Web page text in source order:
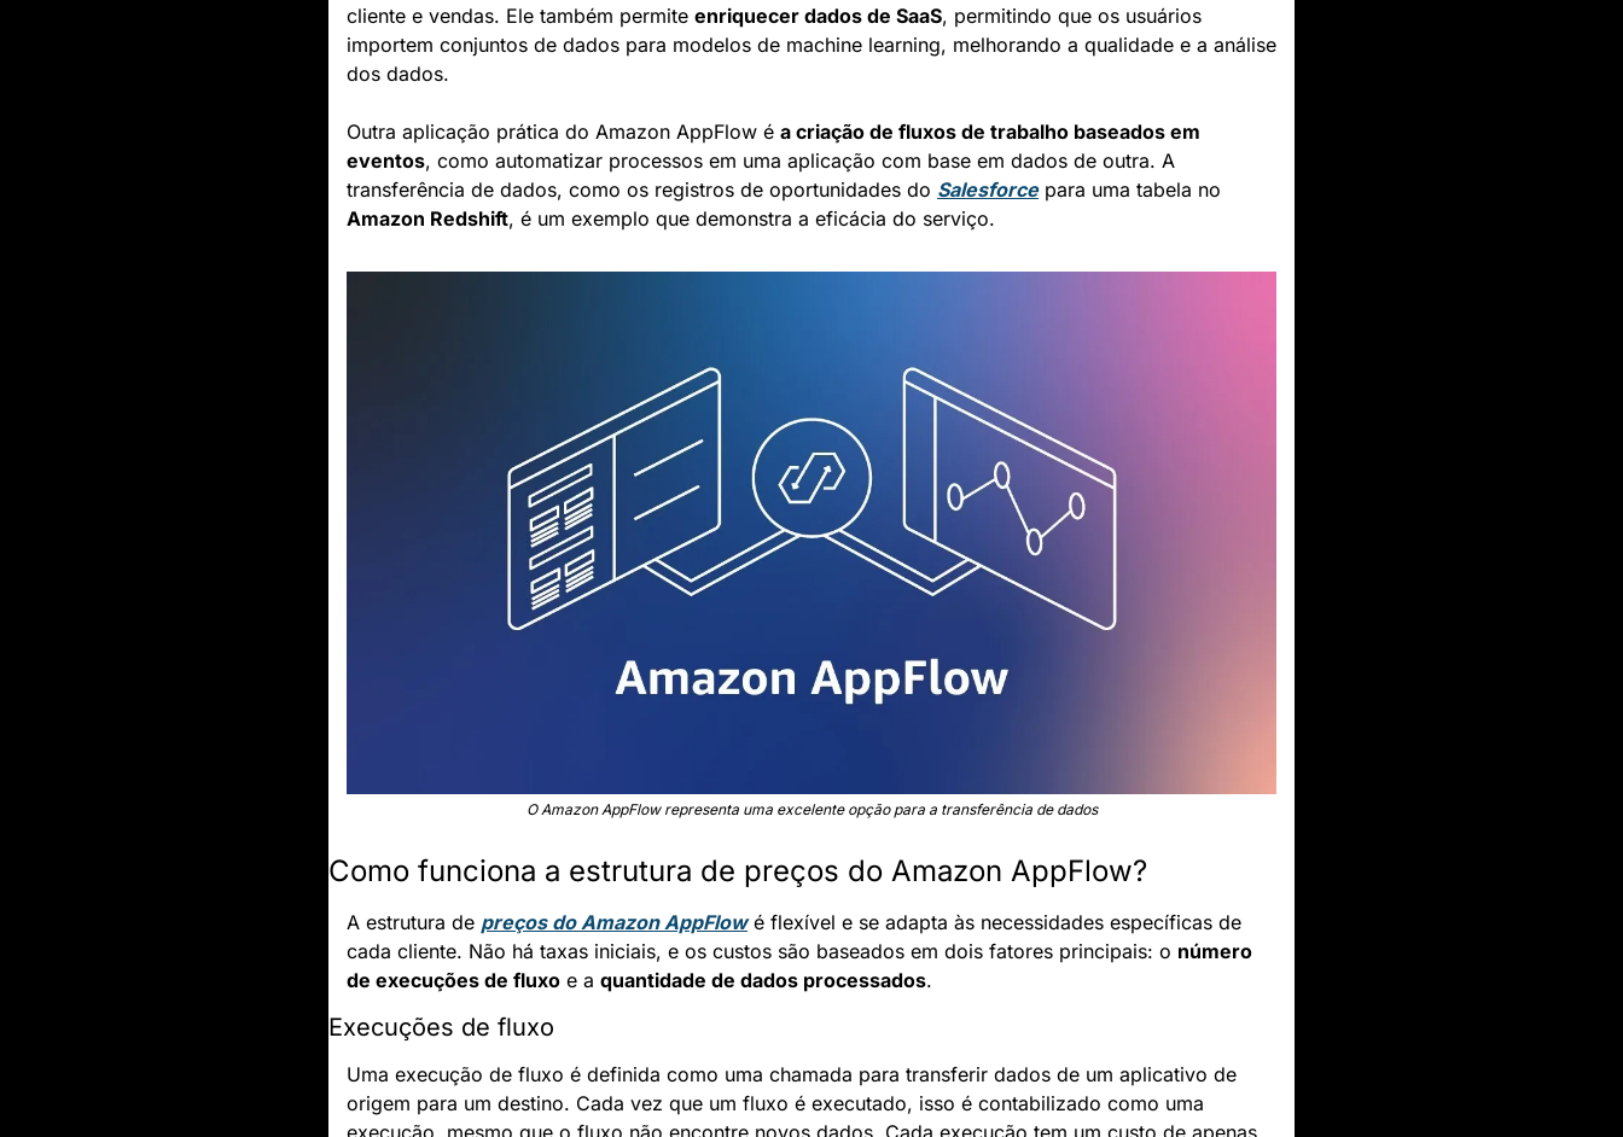
cliente e vendas. Ele também permite enriquecer dados de SaaS, permitindo que os usuários
importem conjuntos de dados para modelos de machine learning, melhorando a qualidade e a análise
dos dados.
Outra aplicação prática do Amazon AppFlow é a criação de fluxos de trabalho baseados em
eventos, como automatizar processos em uma aplicação com base em dados de outra. A
transferência de dados, como os registros de oportunidades do Salesforce
Amazon Redshift, é um exemplo que demonstra a eficácia do serviço.
O Amazon AppFlow representa uma excelente opção para a transferência de dados
Como funciona a estrutura de preços do Amazon AppFlow?
A estrutura de preços do Amazon AppFlow é flexível e se adapta às necessidades específicas de
cada cliente. Não há taxas iniciais, e os custos são baseados em dois fatores principais: o número
de execuções de fluxo e a quantidade de dados processados.
Execuções de fluxo
Uma execução de fluxo é definida como uma chamada para transferir dados de um aplicativo de
origem para um destino. Cada vez que um fluxo é executado, isso é contabilizado como uma